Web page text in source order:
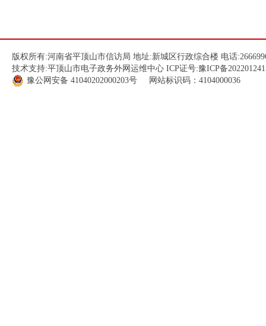
版权所有:河南省平顶山市信访局 地址:新城区行政综合楼 电话
技术支持:平顶山市电子政务外网运维中心 ICP证号:豫ICP备
豫公网安备 41040202000203号 网站标识码：4104000036